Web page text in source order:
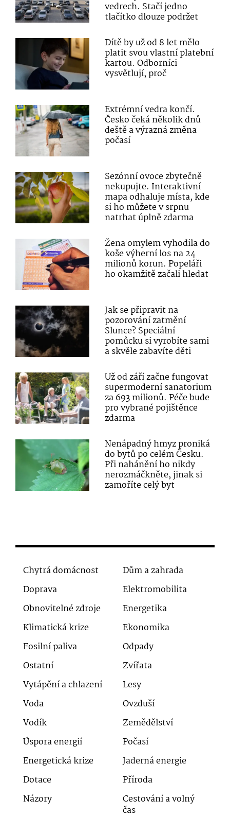
vedrech. Stačí jedno
tlačítko dlouze podržet
Dítě by už od 8 let mělo
platit svou vlastní platební
kartou. Odborníci
vysvětlují, proč
Extrémní vedra končí.
Česko čeká několik dnů
deště a výrazná změna
počasí
Sezónní ovoce zbytečně
nekupujte. Interaktivní
mapa odhaluje místa, kde
si ho můžete v srpnu
natrhat úplně zdarma
Žena omylem vyhodila do
koše výherní los na 24
milionů korun. Popeláři
ho okamžitě začali hledat
Jak se připravit na
pozorování zatmění
Slunce? Speciální
pomůcku si vyrobíte sami
a skvěle zabavíte děti
Už od září začne fungovat
supermoderní sanatorium
za 693 milionů. Péče bude
pro vybrané pojištěnce
zdarma
Nenápadný hmyz proniká
do bytů po celém Česku.
Při nahánění ho nikdy
nerozmáčkněte, jinak si
zamoříte celý byt
Chytrá domácnost
Dům a zahrada
Doprava
Elektromobilita
Obnovitelné zdroje
Energetika
Klimatická krize
Ekonomika
Fosilní paliva
Odpady
Ostatní
Zvířata
Vytápění a chlazení
Lesy
Voda
Ovzduší
Vodík
Zemědělství
Úspora energií
Počasí
Energetická krize
Jaderná energie
Dotace
Příroda
Názory
Cestování a volný
čas